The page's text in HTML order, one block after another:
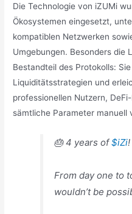
Die Technologie von iZUMi
Ökosystemen eingesetzt,
kompatiblen Netzwerken
Umgebungen. Besonders die
Bestandteil des Protokolls:
Liquiditätsstrategien und
professionellen Nutzern,
sämtliche Parameter manuell
🎂 4 years of$iZi!
From day one to
wouldn’t be